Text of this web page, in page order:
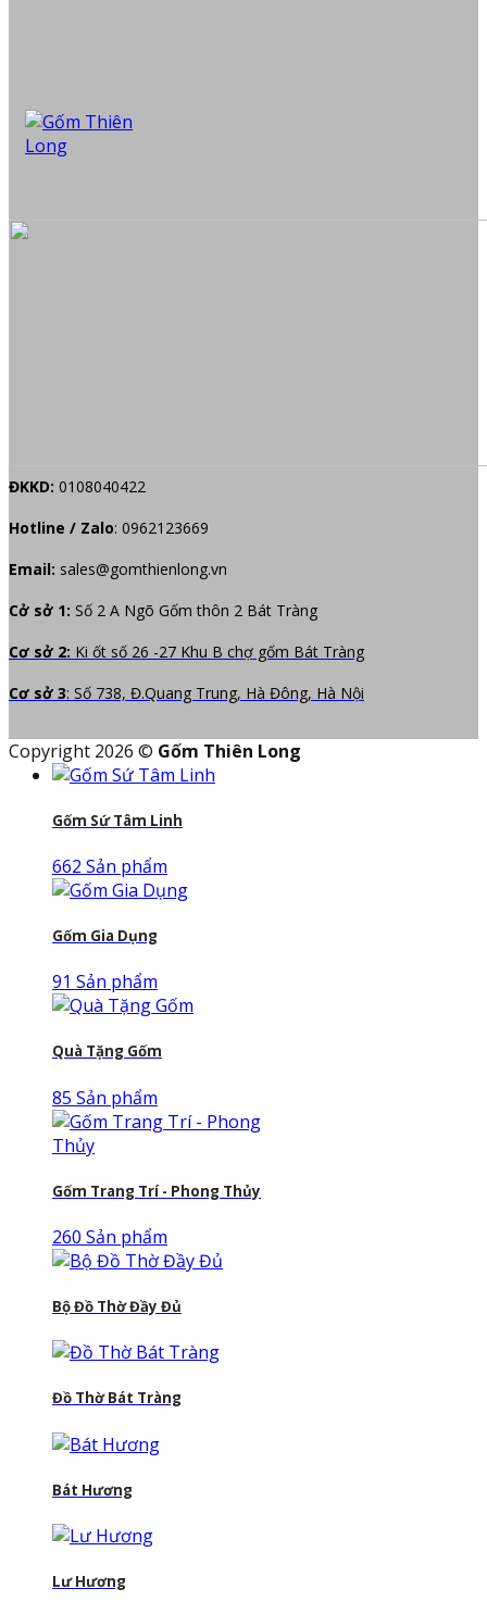
ĐKKD: 0108040422
Hotline / Zalo: 0962123669
Email: sales@gomthienlong.vn
Cở sở 1: Số 2 A Ngõ Gốm thôn 2 Bát Tràng
Cơ sở 2: Ki ốt số 26 -27 Khu B chợ gốm Bát Tràng
Cơ sở 3: Số 738, Đ.Quang Trung, Hà Đông, Hà Nội
Copyright 2026 © Gốm Thiên Long
Gốm Sứ Tâm Linh
662 Sản phẩm
Gốm Gia Dụng
91 Sản phẩm
Quà Tặng Gốm
85 Sản phẩm
Gốm Trang Trí - Phong Thủy
260 Sản phẩm
Bộ Đồ Thờ Đầy Đủ
Đồ Thờ Bát Tràng
Bát Hương
Lư Hương